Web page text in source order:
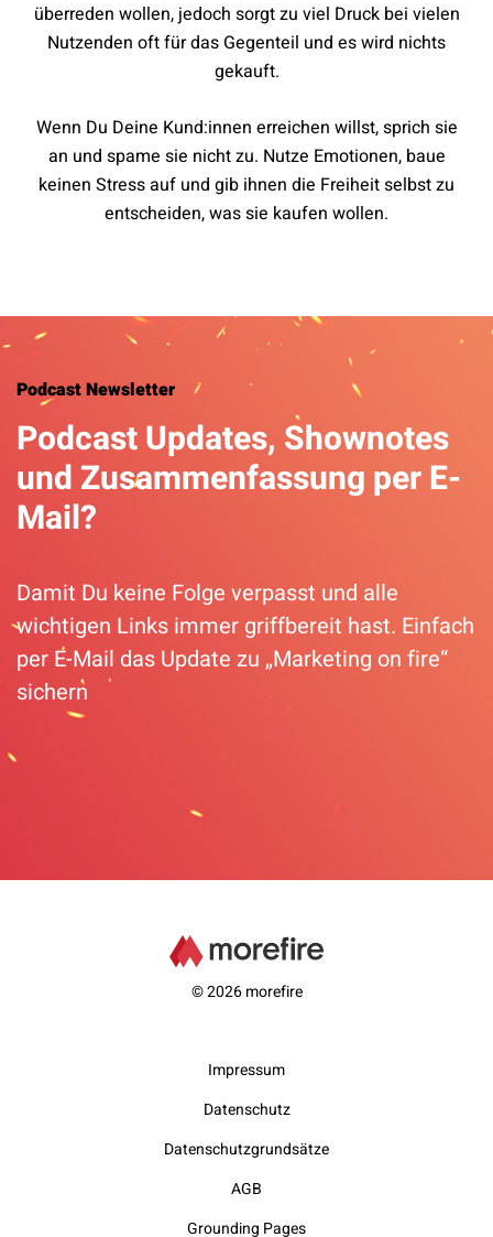
überreden wollen, jedoch sorgt zu viel Druck bei vielen
Nutzenden oft für das Gegenteil und es wird nichts
gekauft.
Wenn Du Deine Kund:innen erreichen willst, sprich sie
an und spame sie nicht zu. Nutze Emotionen, baue
keinen Stress auf und gib ihnen die Freiheit selbst zu
entscheiden, was sie kaufen wollen.
Podcast Newsletter
Podcast Updates, Shownotes
und Zusammenfassung per E-
Mail?
Damit Du keine Folge verpasst und alle
wichtigen Links immer griffbereit hast. Einfach
per E-Mail das Update zu „Marketing on fire“
sichern
© 2026 morefire
Impressum
Datenschutz
Datenschutzgrundsätze
AGB
Grounding Pages